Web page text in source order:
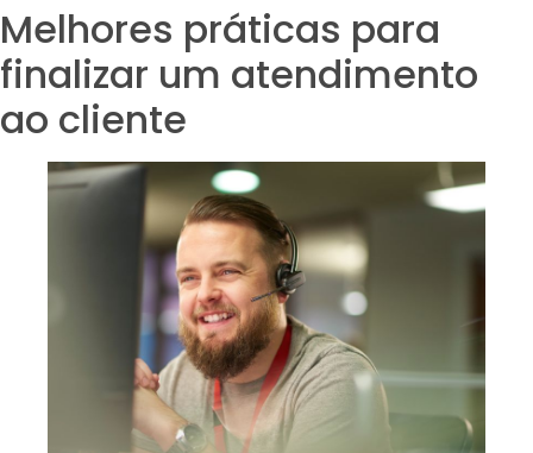
Melhores práticas para
finalizar um atendimento
ao cliente